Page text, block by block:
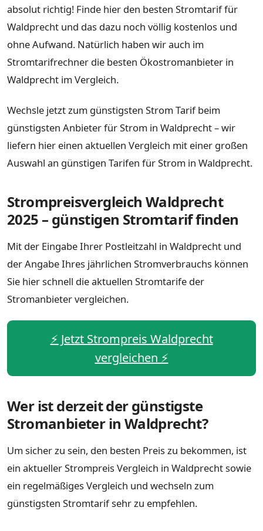
absolut richtig! Finde hier den besten Stromtarif für
Waldprecht und das dazu noch völlig kostenlos und
ohne Aufwand. Natürlich haben wir auch im
Stromtarifrechner die besten Ökostromanbieter in
Waldprecht im Vergleich.
Wechsle jetzt zum günstigsten Strom Tarif beim
günstigsten Anbieter für Strom in Waldprecht – wir
liefern hier einen aktuellen Vergleich mit einer großen
Auswahl an günstigen Tarifen für Strom in Waldprecht.
Strompreisvergleich Waldprecht
2025 – günstigen Stromtarif finden
Mit der Eingabe Ihrer Postleitzahl in Waldprecht und
der Angabe Ihres jährlichen Stromverbrauchs können
Sie hier schnell die aktuellen Stromtarife der
Stromanbieter vergleichen.
⚡️ Jetzt Strompreis Waldprecht
vergleichen ⚡️
Wer ist derzeit der günstigste
Stromanbieter in Waldprecht?
Um sicher zu sein, den besten Preis zu bekommen, ist
ein aktueller Strompreis Vergleich in Waldprecht sowie
ein regelmäßiges Vergleich und wechseln zum
günstigsten Stromtarif sehr zu empfehlen.